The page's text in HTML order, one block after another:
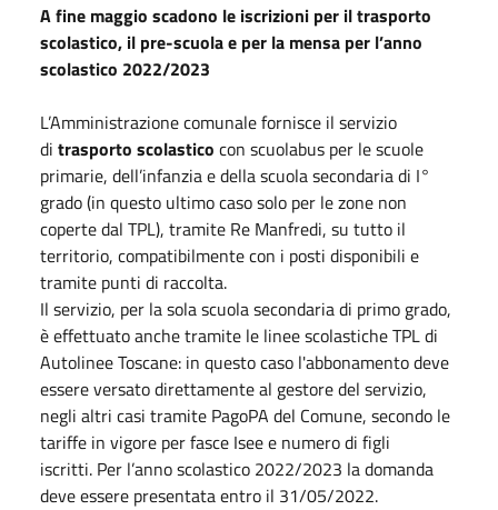
A fine maggio scadono le iscrizioni per il trasporto
scolastico, il pre-scuola e per la mensa per l’anno
scolastico 2022/2023
L’Amministrazione comunale fornisce il servizio
di trasporto scolastico con scuolabus per le scuole
primarie, dell’infanzia e della scuola secondaria di I°
grado (in questo ultimo caso solo per le zone non
coperte dal TPL), tramite Re Manfredi, su tutto il
territorio, compatibilmente con i posti disponibili e
tramite punti di raccolta.
Il servizio, per la sola scuola secondaria di primo grado,
è effettuato anche tramite le linee scolastiche TPL di
Autolinee Toscane: in questo caso l'abbonamento deve
essere versato direttamente al gestore del servizio,
negli altri casi tramite PagoPA del Comune, secondo le
tariffe in vigore per fasce Isee e numero di figli
iscritti. Per l’anno scolastico 2022/2023 la domanda
deve essere presentata entro il 31/05/2022.